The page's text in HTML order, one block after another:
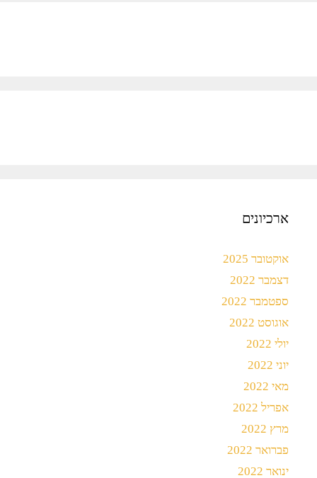
ארכיונים
אוקטובר 2025
דצמבר 2022
ספטמבר 2022
אוגוסט 2022
יולי 2022
יוני 2022
מאי 2022
אפריל 2022
מרץ 2022
פברואר 2022
ינואר 2022